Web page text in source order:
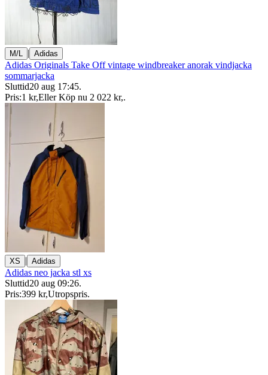
M/L | Adidas
Adidas Originals Take Off vintage windbreaker anorak vindjacka
sommarjacka
Sluttid20 aug 17:45.
Pris:1 kr,Eller Köp nu 2 022 kr,.
XS | Adidas
Adidas neo jacka stl xs
Sluttid20 aug 09:26.
Pris:399 kr,Utropspris.